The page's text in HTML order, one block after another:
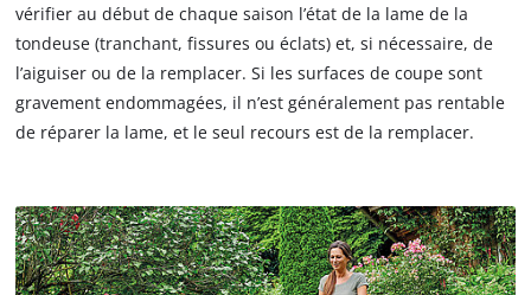
vérifier au début de chaque saison l’état de la lame de la
tondeuse (tranchant, fissures ou éclats) et, si nécessaire, de
l’aiguiser ou de la remplacer. Si les surfaces de coupe sont
gravement endommagées, il n’est généralement pas rentable
de réparer la lame, et le seul recours est de la remplacer.